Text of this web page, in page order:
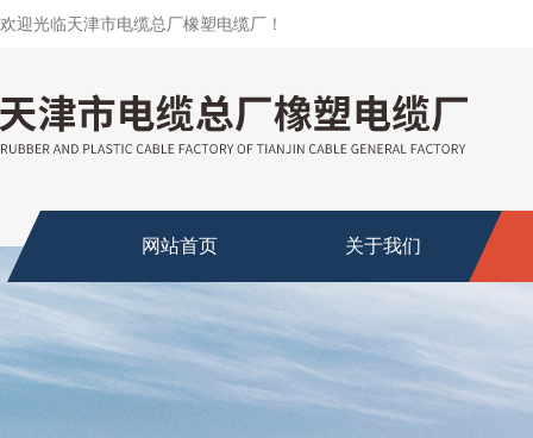
欢迎光临天津市电缆总厂橡塑电缆厂！
网站首页 关于我们